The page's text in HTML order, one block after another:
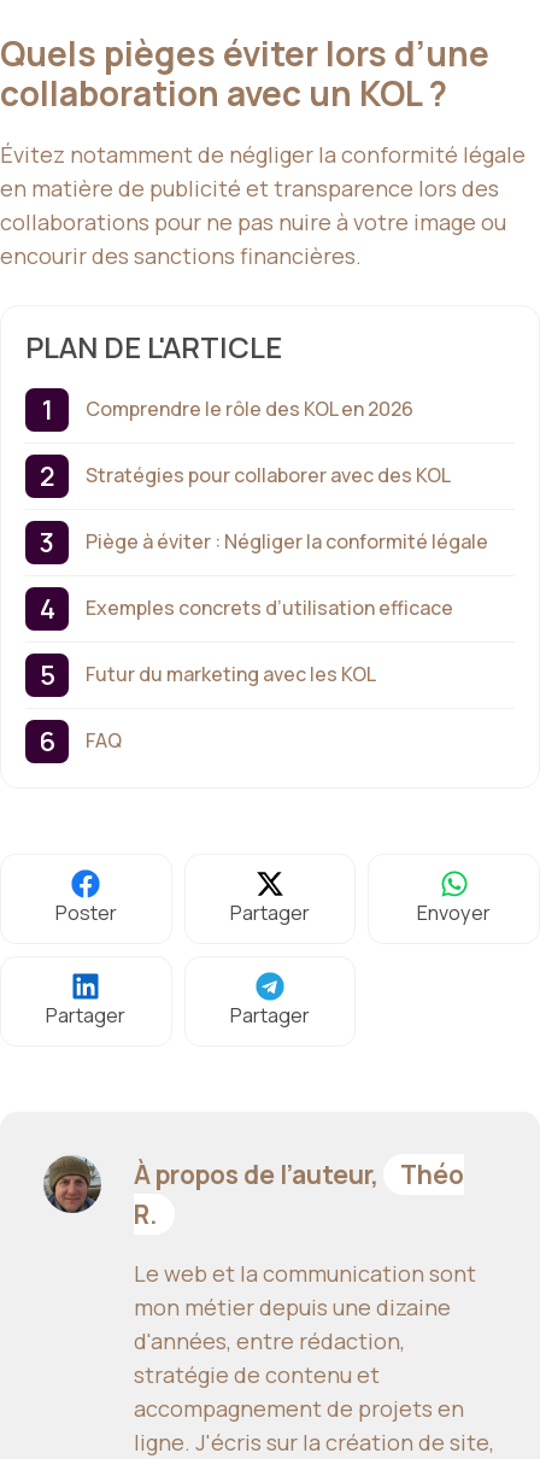
Quels pièges éviter lors d’une
collaboration avec un KOL ?
Évitez notamment de négliger la conformité légale
en matière de publicité et transparence lors des
collaborations pour ne pas nuire à votre image ou
encourir des sanctions financières.
PLAN DE L'ARTICLE
Comprendre le rôle des KOL en 2026
Stratégies pour collaborer avec des KOL
Piège à éviter : Négliger la conformité légale
Exemples concrets d’utilisation efficace
Futur du marketing avec les KOL
FAQ
Poster Partager Envoyer
Partager Partager
À propos de l’auteur,
Théo
R.
Le web et la communication sont
mon métier depuis une dizaine
d'années, entre rédaction,
stratégie de contenu et
accompagnement de projets en
ligne. J'écris sur la création de site,